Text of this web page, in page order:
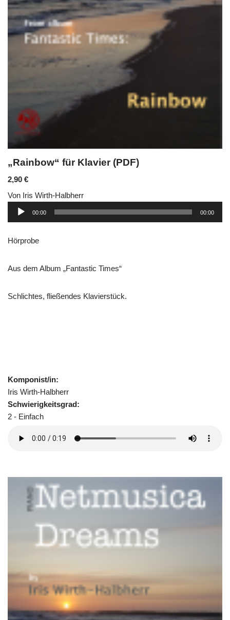
„Rainbow“ für Klavier (PDF)
2,90 €
Von Iris Wirth-Halbherr
Audio-
00:00 00:00
Hörprobe
Aus dem Album „Fantastic Times“
Schlichtes, fließendes Klavierstück.
Komponist/in:
Iris Wirth-Halbherr
Schwierigkeitsgrad:
2 - Einfach